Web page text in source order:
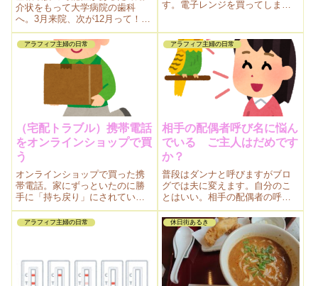
介状をもって大学病院の歯科
へ。3月来院、次が12月って！歯
ぐきブヨブヨをほっておけとい
うのか。
す。電子レンジを買ってしまっ
がんばりました。
アラフィフ主婦の日常
（宅配トラブル）携帯電話
をオンラインショップで買
う
オンラインショップで買った携
帯電話。家にずっといたのに勝
手に「持ち戻り」にされていま
した。また宅配トラブルか？
アラフィフ主婦の日常
相手の配偶者呼び名に悩ん
でいる ご主人はだめです
か？
普段はダンナと呼びますがブロ
グでは夫に変えます。自分のこ
とはいい。相手の配偶者の呼び
名が難しい。失礼のないように
したいけど。ネットにはたくさ
んの意見がありすぎで、悩んで
しまいます。「3回目夫の職場で
職域接種をした」のブログを書
くときに思ったことです。
アラフィフ主婦の日常 休日街あるき